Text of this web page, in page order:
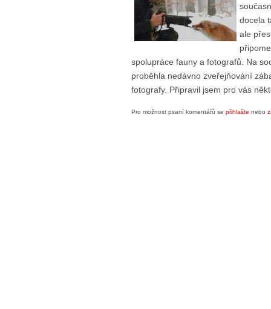
docela
ale
spolupráce fauny a fotografů. Na
proběhla nedávno zveřejňování
fotografy. Připravil jsem pro vás
Pro možnost psaní komentářů se přihlašte nebo